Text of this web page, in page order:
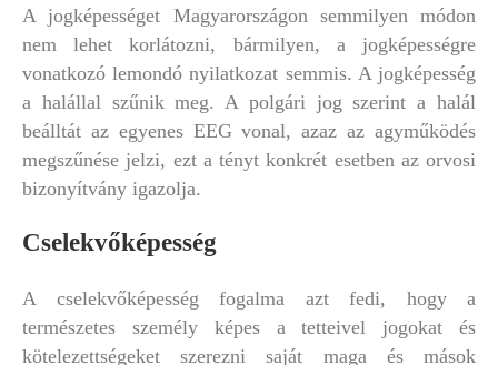
A jogképességet Magyarországon semmilyen módon
nem lehet korlátozni, bármilyen, a jogképességre
vonatkozó lemondó nyilatkozat semmis. A jogképesség
a halállal szűnik meg. A polgári jog szerint a halál
beálltát az egyenes EEG vonal, azaz az agyműködés
megszűnése jelzi, ezt a tényt konkrét esetben az orvosi
bizonyítvány igazolja.
Cselekvőképesség
A cselekvőképesség fogalma azt fedi, hogy a
természetes személy képes a tetteivel jogokat és
kötelezettségeket szerezni saját maga és mások